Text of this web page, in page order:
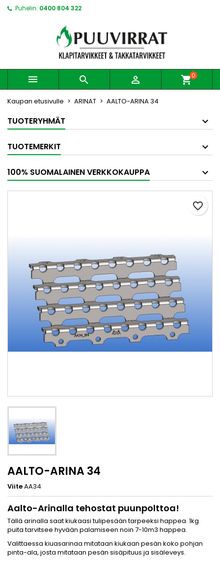
Puhelin: 0400 804 322
   shopping_cart0
Kaupan etusivulle ARINAT AALTO-ARINA 34
TUOTERYHMÄT
TUOTEMERKIT
100% SUOMALAINEN VERKKOKAUPPA
favorite_border
AALTO-ARINA 34
ViiteAA34
Aalto-Arinalla tehostat puunpolttoa!
Tällä arinalla saat kiukaasi tulipesään tarpeeksi happea. 1kg
puita tarvitsee hyvään palamiseen noin 7-10m3 happea.
Valittaessa kiuasarinaa mitataan kiukaan pesän koko pohjan
pinta-ala, josta mitataan pesän sisäpituus ja sisäleveys.